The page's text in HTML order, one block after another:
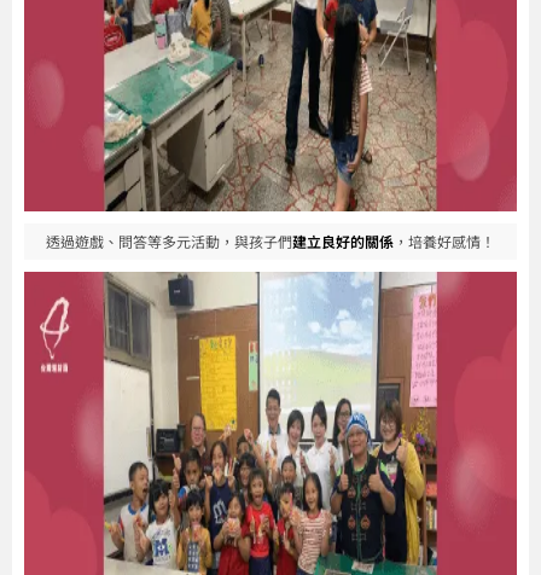
透過遊戲、問答等多元活動，與孩子們建立良好的關係 ，培養好感情！